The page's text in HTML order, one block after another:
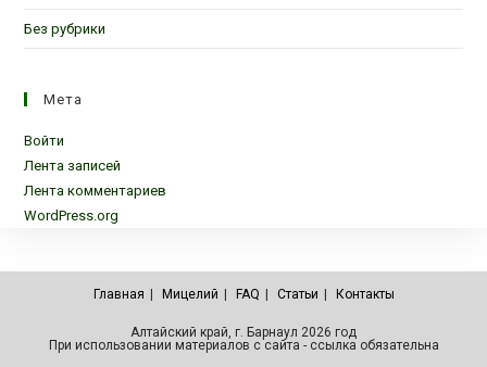
Без рубрики
Мета
Войти
Лента записей
Лента комментариев
WordPress.org
Главная Мицелий FAQ Статьи Контакты
Алтайский край, г. Барнаул 2026 год
При использовании материалов с сайта - ссылка обязательна